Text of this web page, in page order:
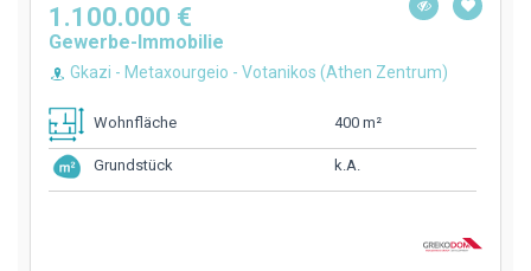
1.100.000 €
Gewerbe-Immobilie
Gkazi - Metaxourgeio - Votanikos (Athen Zentrum)
Wohnfläche 400 m²
Grundstück k.A.